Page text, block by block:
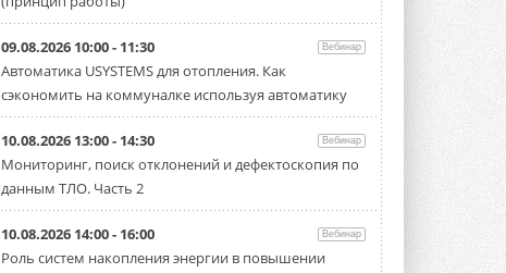
накопителем снижают
потребление на 60%
Исследователи из Италии установили ...
«РУСКЛИМАТ Fest 2026» в Уфе
собрал свыше 700 профи
климатической отрасли
Организатором выступил торгово-
производственный холдинг ...
3 АВГУСТА 2026
«Датарк» испытал модульный
ЦОД с плотностью 54 кВт на
стойку
09.08.2026 10:00 - 11:30 Вебинар
Автоматика USYSTEMS для отопления. Как
сэкономить на коммуналке используя автоматику
10.08.2026 13:00 - 14:30 Вебинар
Мониторинг, поиск отклонений и дефектоскопия по
данным ТЛО. Часть 2
10.08.2026 14:00 - 16:00 Вебинар
Роль систем накопления энергии в повышении